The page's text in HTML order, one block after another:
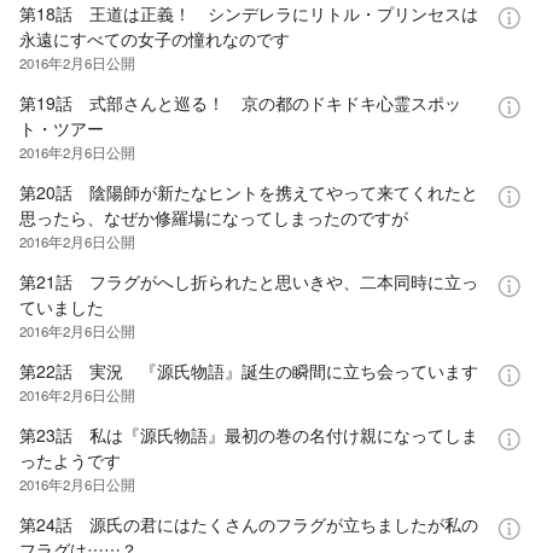
第18話 王道は正義！ シンデレラにリトル・プリンセスは
永遠にすべての女子の憧れなのです
2016年2月6日公開
第19話 式部さんと巡る！ 京の都のドキドキ心霊スポッ
ト・ツアー
2016年2月6日公開
第20話 陰陽師が新たなヒントを携えてやって来てくれたと
思ったら、なぜか修羅場になってしまったのですが
2016年2月6日公開
第21話 フラグがへし折られたと思いきや、二本同時に立っ
ていました
2016年2月6日公開
第22話 実況 『源氏物語』誕生の瞬間に立ち会っています
2016年2月6日公開
第23話 私は『源氏物語』最初の巻の名付け親になってしま
ったようです
2016年2月6日公開
第24話 源氏の君にはたくさんのフラグが立ちましたが私の